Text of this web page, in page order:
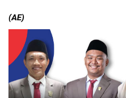
(AE)